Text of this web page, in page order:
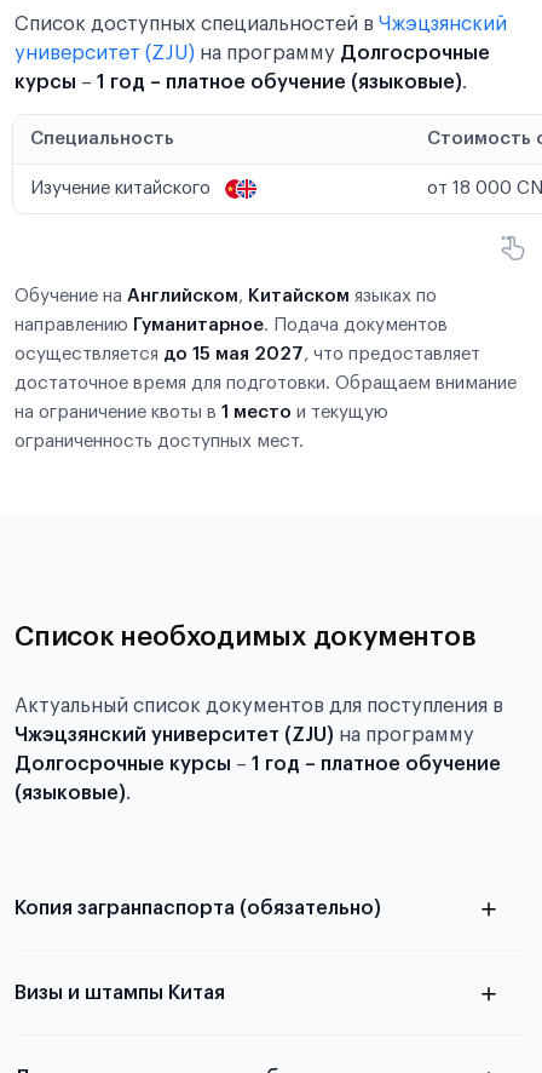
Список доступных специальностей в Чжэцзянский
университет (ZJU) на программу Долгосрочные
курсы – 1 год – платное обучение (языковые).
Специальность Стоимость
Изучение китайского от 18 000
Обучение на Английском, Китайском языках по
направлению Гуманитарное. Подача документов
осуществляется до 15 мая 2027, что предоставляет
достаточное время для подготовки. Обращаем внимание
на ограничение квоты в 1 место и текущую
ограниченность доступных мест.
Список необходимых документов
Актуальный список документов для поступления в
Чжэцзянский университет (ZJU) на программу
Долгосрочные курсы – 1 год – платное обучение
(языковые).
Копия загранпаспорта (обязательно)
паспорта
Визы и штампы Китая